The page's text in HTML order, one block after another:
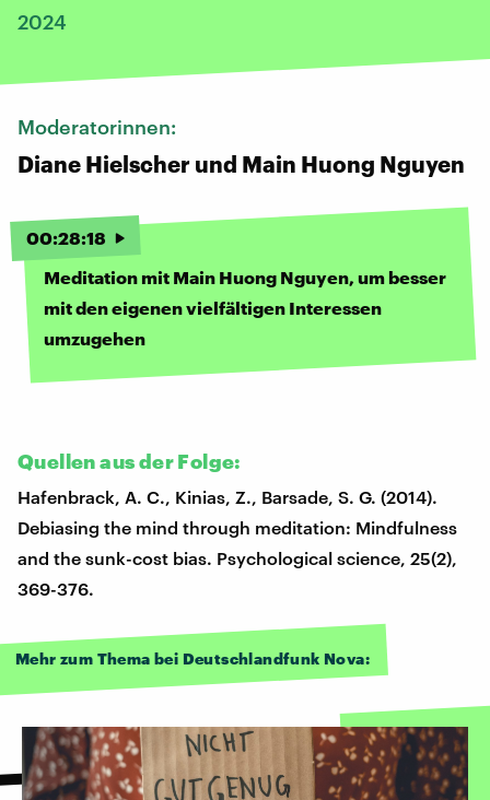
2024
Moderatorinnen:
Diane Hielscher und Main Huong Nguyen
00:28:18
Meditation mit Main Huong Nguyen, um besser
mit den eigenen vielfältigen Interessen
umzugehen
Quellen aus der Folge:
Hafenbrack, A. C., Kinias, Z., Barsade, S. G. (2014).
Debiasing the mind through meditation: Mindfulness
and the sunk-cost bias. Psychological science, 25(2),
369-376.
Mehr zum Thema bei Deutschlandfunk Nova: